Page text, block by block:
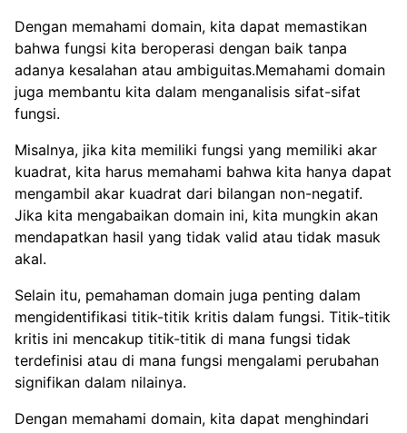
Dengan memahami domain, kita dapat memastikan
bahwa fungsi kita beroperasi dengan baik tanpa
adanya kesalahan atau ambiguitas.Memahami domain
juga membantu kita dalam menganalisis sifat-sifat
fungsi.
Misalnya, jika kita memiliki fungsi yang memiliki akar
kuadrat, kita harus memahami bahwa kita hanya dapat
mengambil akar kuadrat dari bilangan non-negatif.
Jika kita mengabaikan domain ini, kita mungkin akan
mendapatkan hasil yang tidak valid atau tidak masuk
akal.
Selain itu, pemahaman domain juga penting dalam
mengidentifikasi titik-titik kritis dalam fungsi. Titik-titik
kritis ini mencakup titik-titik di mana fungsi tidak
terdefinisi atau di mana fungsi mengalami perubahan
signifikan dalam nilainya.
Dengan memahami domain, kita dapat menghindari